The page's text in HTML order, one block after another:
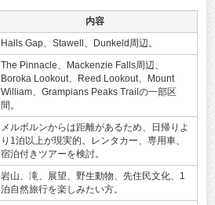
内容
Halls Gap、Stawell、Dunkeld周辺。
The Pinnacle、Mackenzie Falls周辺、
Boroka Lookout、Reed Lookout、Mount
William、Grampians Peaks Trailの一部区
間。
メルボルンからは距離があるため、日帰りよ
り1泊以上が現実的。レンタカー、専用車、
宿泊付きツアーを検討。
岩山、滝、展望、野生動物、先住民文化、1
泊自然旅行を楽しみたい方。